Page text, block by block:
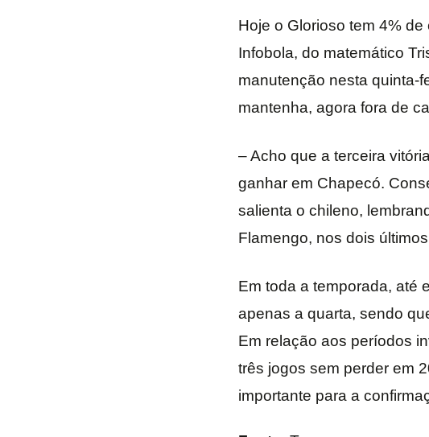
Hoje o Glorioso tem 4%
Infobola, do matemático
manutenção nesta quinta-
mantenha, agora fora de
– Acho que a terceira
ganhar em Chapecó.
salienta o chileno,
Flamengo, nos dois últimos
Em toda a temporada, até
apenas a quarta, sendo
Em relação aos períodos
três jogos sem perder em
importante para a